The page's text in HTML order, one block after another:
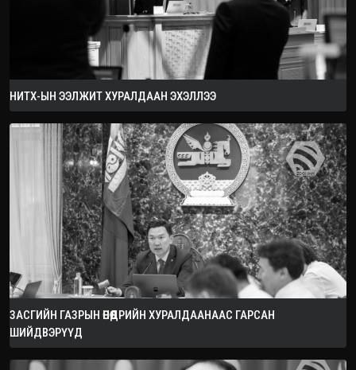
НИТХ-ЫН ЭЭЛЖИТ ХУРАЛДААН ЭХЭЛЛЭЭ
ЗАСГИЙН ГАЗРЫН ӨНӨӨДРИЙН ХУРАЛДААНААС ГАРСАН
ШИЙДВЭРҮҮД